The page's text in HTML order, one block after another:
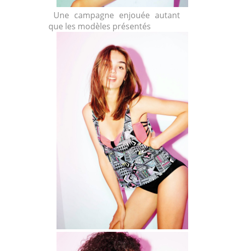
Une campagne enjouée autant
que les modèles présentés